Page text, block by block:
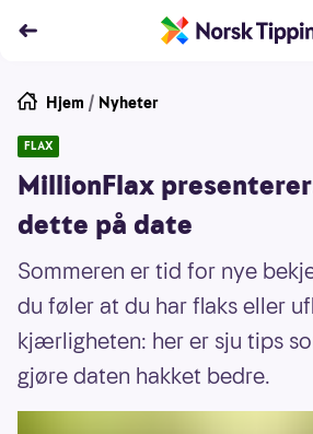
Hjem / Nyheter
FLAX
MillionFlax
dette på date
Sommeren er tid for nye
du føler at du har flaks eller
kjærligheten: her er sju tips
gjøre daten hakket bedre.